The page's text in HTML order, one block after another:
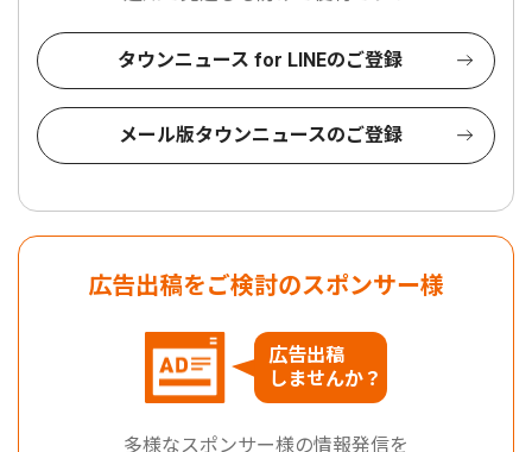
タウンニュース for LINEのご登録
メール版タウンニュースのご登録
広告出稿をご検討のスポンサー様
広告出稿
しませんか？
多様なスポンサー様の情報発信を